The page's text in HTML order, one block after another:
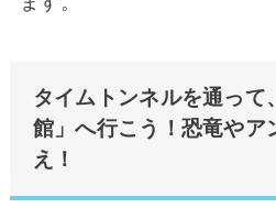
タイムトンネルを通って
館」へ行こう！恐竜やア
え！